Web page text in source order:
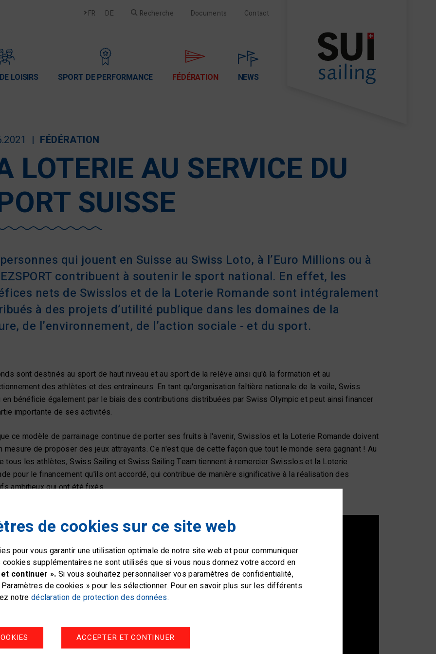
Français
FR Deutsch
DE Recherche Documents Contact
LOISIRS SPORT DE PERFORMANCE FÉDÉRATION NEWS
FÉDÉRATION
LOTERIE AU SERVICE DU
SUISSE
qui jouent en Suisse au Swiss Loto, à l’Euro Millions ou à
contribuent à soutenir le sport national. En effet, les
nets de Swisslos et de la Loterie Romande sont intégralement
à des projets d’utilité publique dans les domaines de la
de l’environnement, de l’action sociale - et du sport.
sont destinés au sport de haut niveau et au sport de la relève ainsi qu'à la formation et au
des athlètes et des entraîneurs. En tant qu'organisation faîtière nationale de la voile, Swiss
en bénéficie également par le biais des contributions distribuées par Swiss Olympic et peut ainsi financer
importante de ses activités.
ce modèle de parrainage continue de porter ses fruits à l'avenir, Swisslos et la Loterie Romande doivent
mesure de proposer des jeux attrayants. Ce n'est que de cette façon que tout le monde sera gagnant ! Au
tous les athlètes, Swiss Sailing et Swiss Sailing Team tiennent à remercier Swisslos et la Loterie
pour le financement qu'ils ont accordé, qui contribue de manière significative à la réalisation des
ambitieux qui ont été fixés.
de cookies sur ce site web
pour vous garantir une utilisation optimale de notre site web et pour communiquer
cookies supplémentaires ne sont utilisés que si vous nous donnez votre accord en
continuer ». Si vous souhaitez personnaliser vos paramètres de confidentialité,
de cookies » pour les sélectionner. Pour en savoir plus sur les différents
notre déclaration de protection des données.
ACCEPTER ET CONTINUER